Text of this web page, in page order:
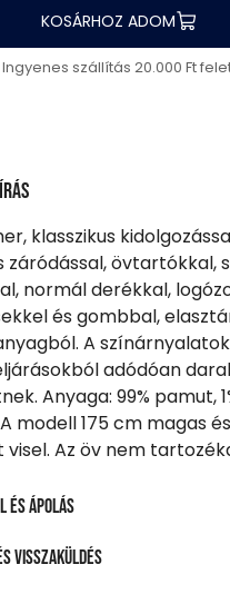
KOSÁRHOZ ADOM
Ingyenes szállítás 20.000 Ft
klasszikus
záródással, övtartókkal,
normál derékkal,
és gombbal,
A
adódóan
Anyaga: 99% pamut,
modell 175 cm magas
Az öv nem
és ápolás
visszaküldés